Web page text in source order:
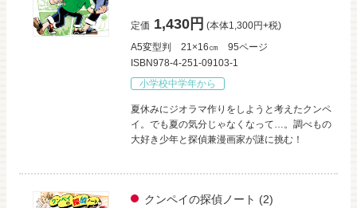
定価 1,430円 (本体1,300円+税)
A5変型判
21×16㎝
95ページ
ISBN978-4-251-09103-1
小学校中学年から
夏休みにジオラマ作りをしようと考えたクンペ
イ。でも夏の気分じゃなくなって…。調べもの
大好き少年と探偵兼漫画家が謎に挑む！
クンペイの探偵ノート (2)